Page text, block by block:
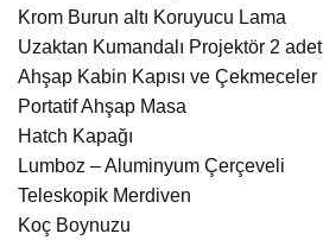
Krom Burun altı Koruyucu Lama
Uzaktan Kumandalı Projektör 2 adet
Ahşap Kabin Kapısı ve Çekmeceler
Portatif Ahşap Masa
Hatch Kapağı
Lumboz – Aluminyum Çerçeveli
Teleskopik Merdiven
Koç Boynuzu